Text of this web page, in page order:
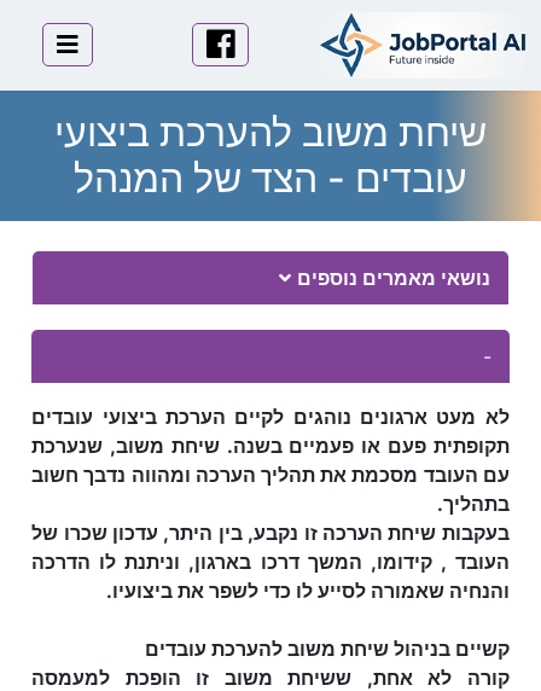
שיחת משוב להערכת ביצועי
עובדים - הצד של המנהל
Essay Body
נושאי מאמרים נוספים
-
לא מעט ארגונים נוהגים לקיים הערכת ביצועי עובדים
תקופתית פעם או פעמיים בשנה. שיחת משוב, שנערכת
עם העובד מסכמת את תהליך הערכה ומהווה נדבך חשוב
בתהליך.
בעקבות שיחת הערכה זו נקבע, בין היתר, עדכון שכרו של
העובד , קידומו, המשך דרכו בארגון, וניתנת לו הדרכה
והנחיה שאמורה לסייע לו כדי לשפר את ביצועיו.
קשיים בניהול שיחת משוב להערכת עובדים
קורה לא אחת, ששיחת משוב זו הופכת למעמסה